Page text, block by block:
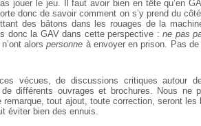
jouer le jeu. Il faut avoir bien en tête qu’en
donc de savoir comment on s’y prend du
des bâtons dans les rouages de la
donc la GAV dans cette perspective : ne pas
n’ont alorspersonne à envoyer en prison. Pas
vécues, de discussions critiques autour
différents ouvrages et brochures. Nous ne
tout ajout, toute correction, seront les
éviter bien des ennuis.